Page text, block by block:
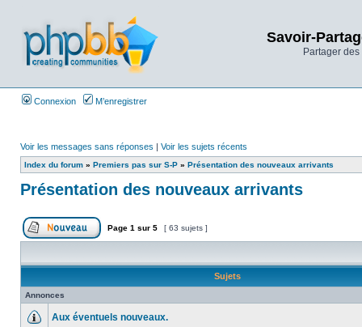
Savoir-
Partager
Connexion M’enregistrer
Voir les messages sans réponses | Voir les sujets récents
Index du forum » Premiers pas sur S-P » Présentation des nouveaux arrivants
Présentation des nouveaux arrivants
Page 1 sur 5 [ 63 sujets ]
Sujets
Annonces
Aux éventuels nouveaux.